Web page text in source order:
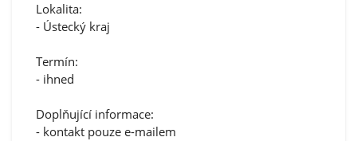
Lokalita:
- Ústecký kraj
Termín:
- ihned
Doplňující informace:
- kontakt pouze e-mailem